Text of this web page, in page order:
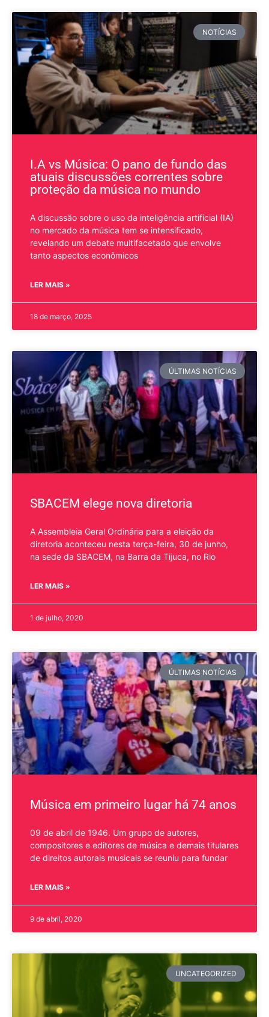
NOTÍCIAS
I.A vs Música: O pano de fundo das
atuais discussões correntes sobre
proteção da música no mundo
A discussão sobre o uso da inteligência artificial (IA)
no mercado da música tem se intensificado,
revelando um debate multifacetado que envolve
tanto aspectos econômicos
LER MAIS »
18 de março, 2025
ÚLTIMAS NOTÍCIAS
SBACEM elege nova diretoria
A Assembleia Geral Ordinária para a eleição da
diretoria aconteceu nesta terça-feira, 30 de junho,
na sede da SBACEM, na Barra da Tijuca, no Rio
LER MAIS »
1 de julho, 2020
ÚLTIMAS NOTÍCIAS
Música em primeiro lugar há 74 anos
09 de abril de 1946. Um grupo de autores,
compositores e editores de música e demais titulares
de direitos autorais musicais se reuniu para fundar
LER MAIS »
9 de abril, 2020
UNCATEGORIZED